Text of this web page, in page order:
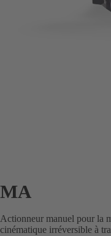
MA
Actionneur manuel pour la
cinématique irréversible à